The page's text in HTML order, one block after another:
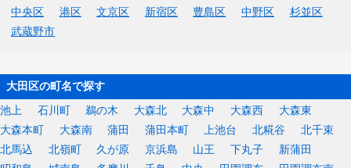
中央区
港区 文京区 新宿区 豊島区 中野区
杉並区
武蔵野市
大田区の町名で探す
池上 石川町 鵜の木 大森北 大森中 大森西
大森東
大森本町
大森南 蒲田 蒲田本町 上池台 北糀谷
北千束
北馬込
北嶺町 久が原 京浜島 山王 下丸子
新蒲田